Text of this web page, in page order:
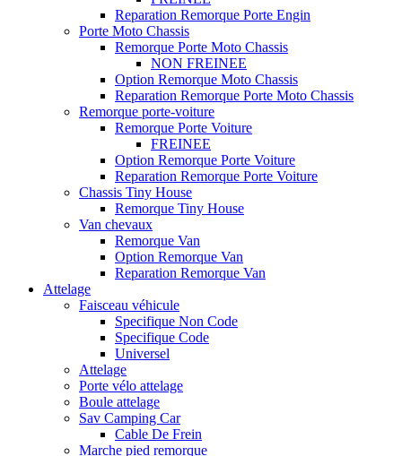
Reparation Remorque Porte Engin
Porte Moto Chassis
Remorque Porte Moto Chassis
NON FREINEE
Option Remorque Moto Chassis
Reparation Remorque Porte Moto Chassis
Remorque porte-voiture
Remorque Porte Voiture
FREINEE
Option Remorque Porte Voiture
Reparation Remorque Porte Voiture
Chassis Tiny House
Remorque Tiny House
Van chevaux
Remorque Van
Option Remorque Van
Reparation Remorque Van
Attelage
Faisceau véhicule
Specifique Non Code
Specifique Code
Universel
Attelage
Porte vélo attelage
Boule attelage
Sav Camping Car
Cable De Frein
Marche pied remorque